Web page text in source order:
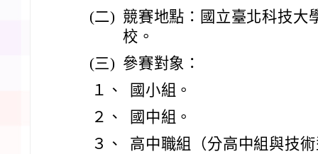
(二) 競賽地點：國立臺北科技大
校。
(三) 參賽對象：
１、
國小組。
２、
國中組。
３、
高中職組（分高中組與技